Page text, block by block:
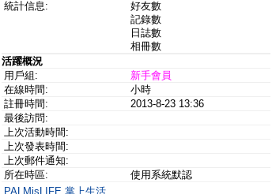
統計信息:
好友數
記錄數
日誌數
相冊數
活躍概況
用戶組:
新手會員
在線時間:
小時
註冊時間:
2013-8-23 13:36
最後訪問:
上次活動時間:
上次發表時間:
上次郵件通知:
所在時區:
使用系統默認
PALMisLIFE 掌上生活